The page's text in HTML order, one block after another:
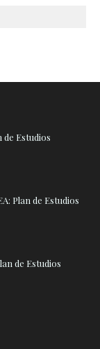
Estudios
Plan de Estudios
de Estudios